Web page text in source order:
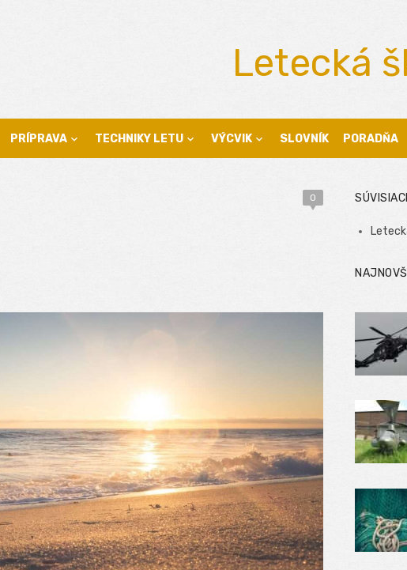
Letecká
PRÍPRAVA TECHNIKY LETU VÝCVIK SLOVNÍK PORADŇA
0